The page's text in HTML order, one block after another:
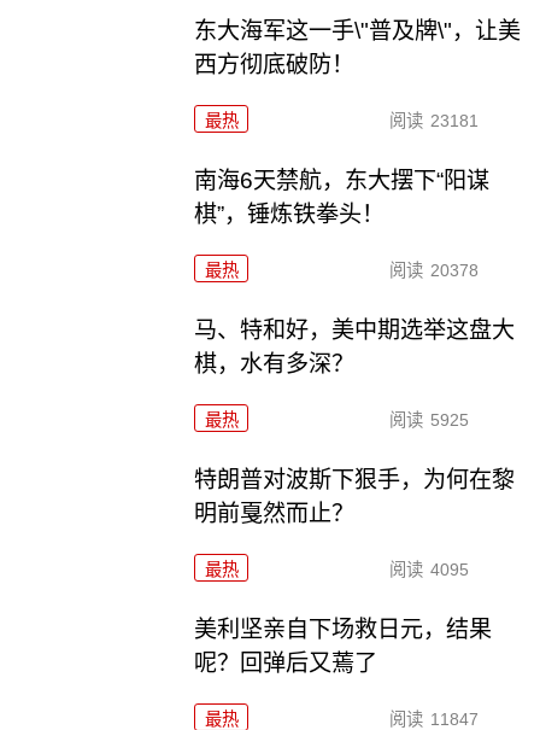
东大海军这一手\"普及牌\"，让美
西方彻底破防！
最热 阅读 23181
南海6天禁航，东大摆下“阳谋
棋”，锤炼铁拳头！
最热 阅读 20378
马、特和好，美中期选举这盘大
棋，水有多深？
最热 阅读 5925
特朗普对波斯下狠手，为何在黎
明前戛然而止？
最热 阅读 4095
美利坚亲自下场救日元，结果
呢？回弹后又蔫了
最热 阅读 11847